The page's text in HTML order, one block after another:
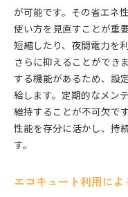
が可能です。その省エネ
使い方を見直すことが重
短縮したり、夜間電力を
さらに抑えることができ
する機能があるため、設
給します。定期的なメン
維持することが不可欠で
性能を存分に活かし、持
す。
エコキュート利用に